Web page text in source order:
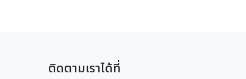
ติดตามเราได้ที่